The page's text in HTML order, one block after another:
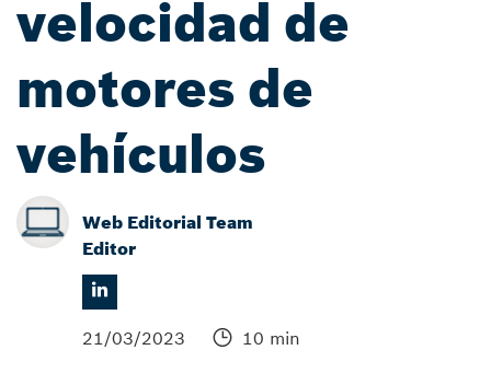
velocidad de
motores de
vehículos
Web Editorial Team
Editor
21/03/2023 10 min